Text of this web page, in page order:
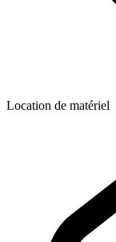
Location de matériel